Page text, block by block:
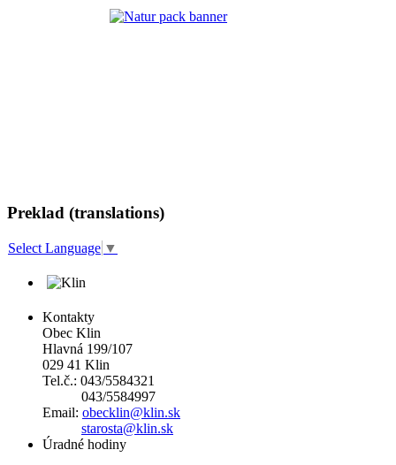
Preklad (translations)
Select Language ▼
Kontakty
Obec Klin
Hlavná 199/107
029 41 Klin
Tel.č.: 043/5584321
043/5584997
Email: obecklin@klin.sk
starosta@klin.sk
Úradné hodiny